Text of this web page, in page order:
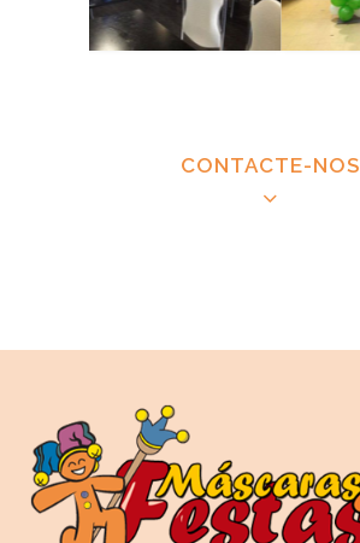
CONTACTE-NOS
Decoração com balões para festas
showers/chá de bebé
Lisboa| Ajuda | Alcântara | Alvalade | Areeiro |
Novas | Beato | Belém | Benfica | Campo de